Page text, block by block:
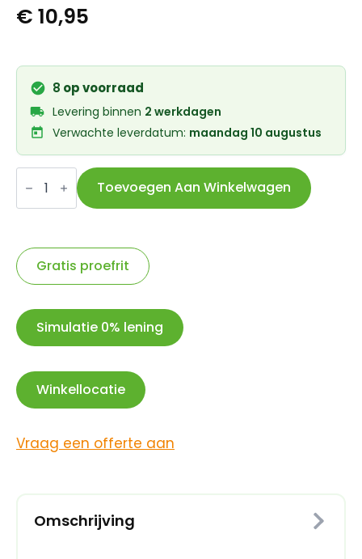
€ 10,95
8 op voorraad
Levering binnen 2 werkdagen
Verwachte leverdatum: maandag 10 augustus
IceToolz
ventielbinnenwerk
sleutel
aantal
Toevoegen Aan Winkelwagen
Gratis proefrit
Simulatie 0% lening
Winkellocatie
Vraag een offerte aan
Omschrijving